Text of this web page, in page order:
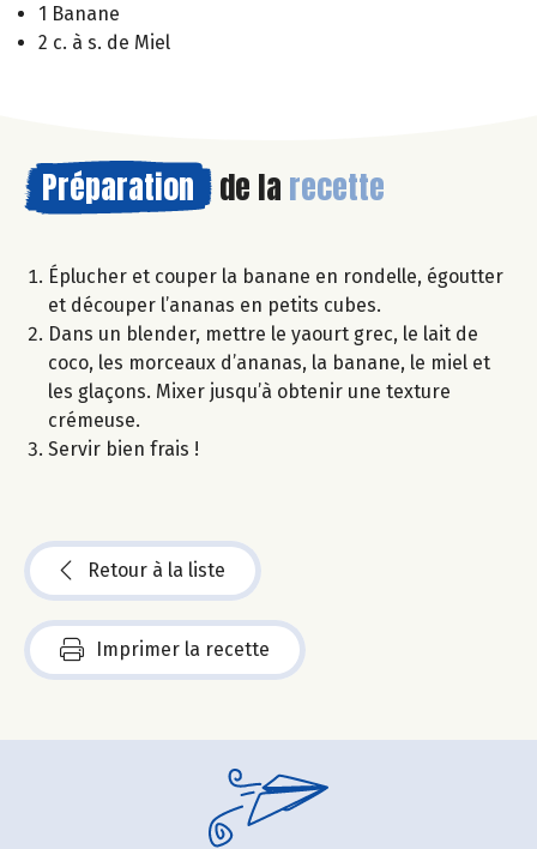
1 Banane
2 c. à s. de Miel
Préparation de la recette
Éplucher et couper la banane en rondelle, égoutter
et découper l’ananas en petits cubes.
Dans un blender, mettre le yaourt grec, le lait de
coco, les morceaux d’ananas, la banane, le miel et
les glaçons. Mixer jusqu’à obtenir une texture
crémeuse.
Servir bien frais !
Retour à la liste
Imprimer la recette